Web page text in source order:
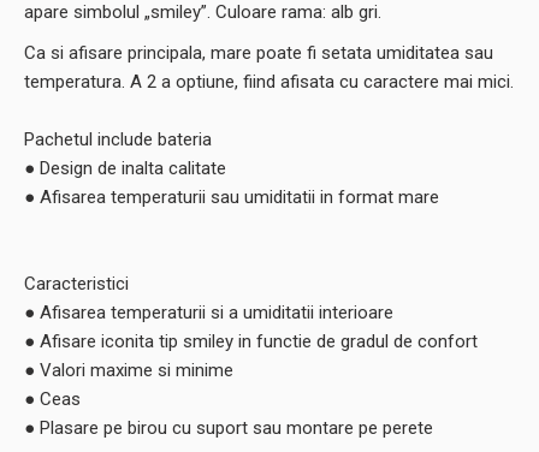
apare simbolul „smiley”. Culoare rama: alb gri.
Ca si afisare principala, mare poate fi setata umiditatea sau
temperatura. A 2 a optiune, fiind afisata cu caractere mai mici.
Pachetul include bateria
● Design de inalta calitate
● Afisarea temperaturii sau umiditatii in format mare
Caracteristici
● Afisarea temperaturii si a umiditatii interioare
● Afisare iconita tip smiley in functie de gradul de confort
● Valori maxime si minime
● Ceas
● Plasare pe birou cu suport sau montare pe perete